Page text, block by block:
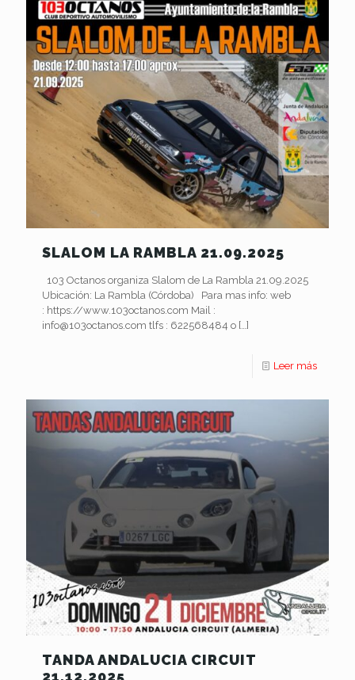
SLALOM LA RAMBLA 21.09.2025
103 Octanos organiza Slalom de La Rambla 21.09.2025
Ubicación: La Rambla (Córdoba) Para mas info: web
: https://www.103octanos.com Mail :
info@103octanos.com tlfs : 622568484 o […]
Leer más
TANDA ANDALUCIA CIRCUIT
21.12.2025